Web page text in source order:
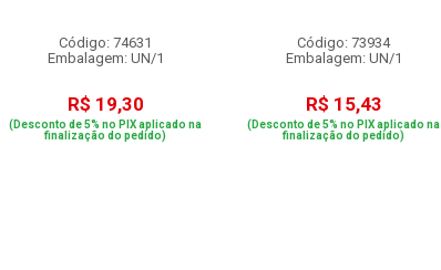
Código: 74631
Embalagem: UN/1
R$ 19,30
(Desconto de 5% no PIX aplicado na
finalização do pedido)
Código: 73934
Embalagem: UN/1
R$ 15,43
(Desconto de 5% no PIX aplicado na
finalização do pedido)